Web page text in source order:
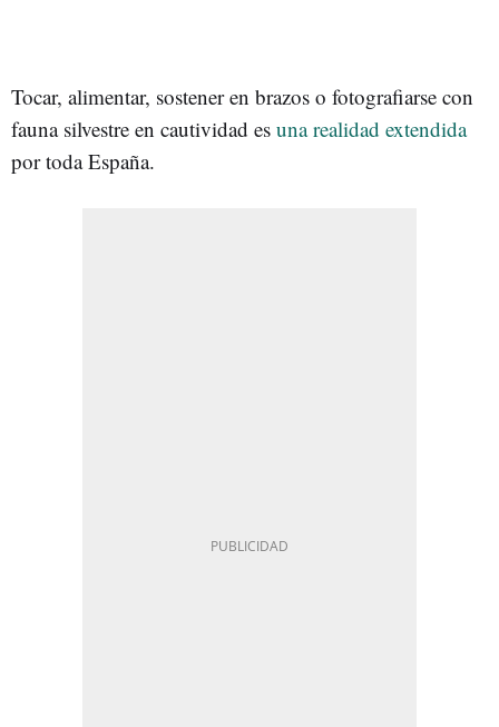
Tocar, alimentar, sostener en brazos o fotografiarse con
fauna silvestre en cautividad es una realidad extendida
por toda España.